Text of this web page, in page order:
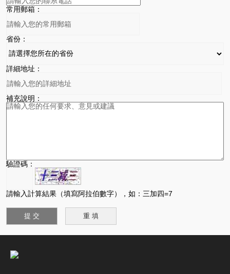
常用郵箱：
省份：
詳細地址：
補充說明：
驗證碼：
請輸入計算結果（填寫阿拉伯數字），如：三加四=7